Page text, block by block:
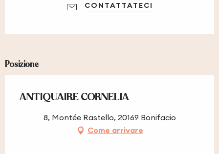
CONTATTATECI
Posizione
ANTIQUAIRE CORNELIA
8, Montée Rastello, 20169 Bonifacio
Come arrivare